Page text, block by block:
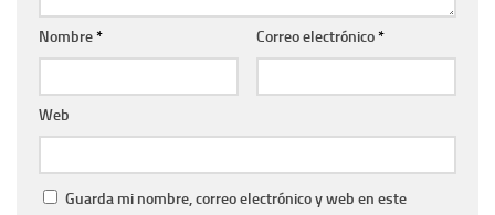
Nombre* Correo electrónico*
Web
Guarda mi nombre, correo electrónico y web en este